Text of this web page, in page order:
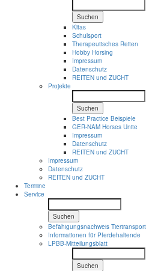
Suchen
Kitas
Schulsport
Therapeutisches Reiten
Hobby Horsing
Impressum
Datenschutz
REITEN und ZUCHT
Projekte
Suchen
Best Practice Beispiele
GER-NAM Horses Unite
Impressum
Datenschutz
REITEN und ZUCHT
Impressum
Datenschutz
REITEN und ZUCHT
Termine
Service
Suchen
Befähigungsnachweis Tiertransport
Informationen für Pferdehaltende
LPBB-Mitteilungsblatt
Suchen